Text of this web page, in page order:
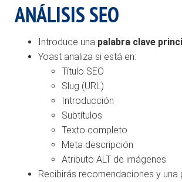
ANÁLISIS SEO
Introduce una palabra clave
Yoast analiza si está en:
Título SEO
Slug (URL)
Introducción
Subtítulos
Texto completo
Meta descripción
Atributo ALT de imágenes
Recibirás recomendaciones y una